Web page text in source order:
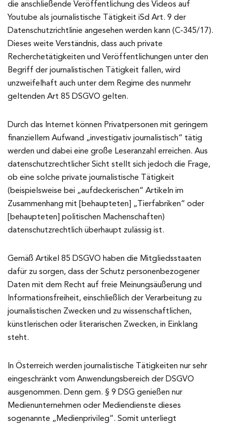
die anschließende Veröffentlichung des Videos auf
Youtube als journalistische Tätigkeit iSd Art. 9 der
Datenschutzrichtlinie angesehen werden kann (C‑345/17).
Dieses weite Verständnis, dass auch private
Recherchetätigkeiten und Veröffentlichungen unter den
Begriff der journalistischen Tätigkeit fallen, wird
unzweifelhaft auch unter dem Regime des nunmehr
geltenden Art 85 DSGVO gelten.
Durch das Internet können Privatpersonen mit geringem
finanziellem Aufwand „investigativ journalistisch“ tätig
werden und dabei eine große Leseranzahl erreichen. Aus
datenschutzrechtlicher Sicht stellt sich jedoch die Frage,
ob eine solche private journalistische Tätigkeit
(beispielsweise bei „aufdeckerischen“ Artikeln im
Zusammenhang mit [behaupteten] „Tierfabriken“ oder
[behaupteten] politischen Machenschaften)
datenschutzrechtlich überhaupt zulässig ist.
Gemäß Artikel 85 DSGVO haben die Mitgliedsstaaten
dafür zu sorgen, dass der Schutz personenbezogener
Daten mit dem Recht auf freie Meinungsäußerung und
Informationsfreiheit, einschließlich der Verarbeitung zu
journalistischen Zwecken und zu wissenschaftlichen,
künstlerischen oder literarischen Zwecken, in Einklang
steht.
In Österreich werden journalistische Tätigkeiten nur sehr
eingeschränkt vom Anwendungsbereich der DSGVO
ausgenommen. Denn gem. § 9 DSG genießen nur
Medienunternehmen oder Mediendienste dieses
sogenannte „Medienprivileg“. Somit unterliegt